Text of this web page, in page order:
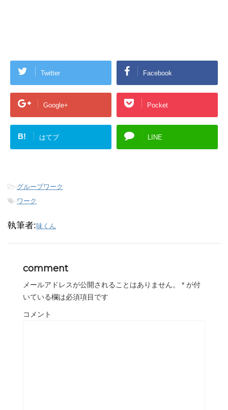
Twitter Facebook
Google+ Pocket
B! はてブ LINE
-グループワーク
-ワーク
執筆者:味くん
comment
メールアドレスが公開されることはありません。 * が付
いている欄は必須項目です
コメント